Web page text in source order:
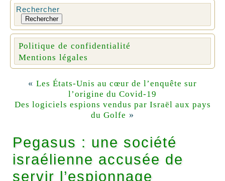
Rechercher
Rechercher
Politique de confidentialité
Mentions légales
« Les États-Unis au cœur de l’enquête sur
l’origine du Covid-19
Des logiciels espions vendus par Israël aux pays
du Golfe »
Pegasus : une société
israélienne accusée de
servir l’espionnage